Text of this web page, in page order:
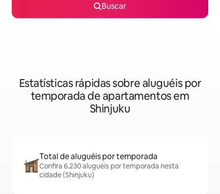
Buscar
Estatísticas rápidas sobre aluguéis por
temporada de apartamentos em
Shinjuku
Total de aluguéis por temporada
Confira 6.230 aluguéis por temporada nesta
cidade (Shinjuku)